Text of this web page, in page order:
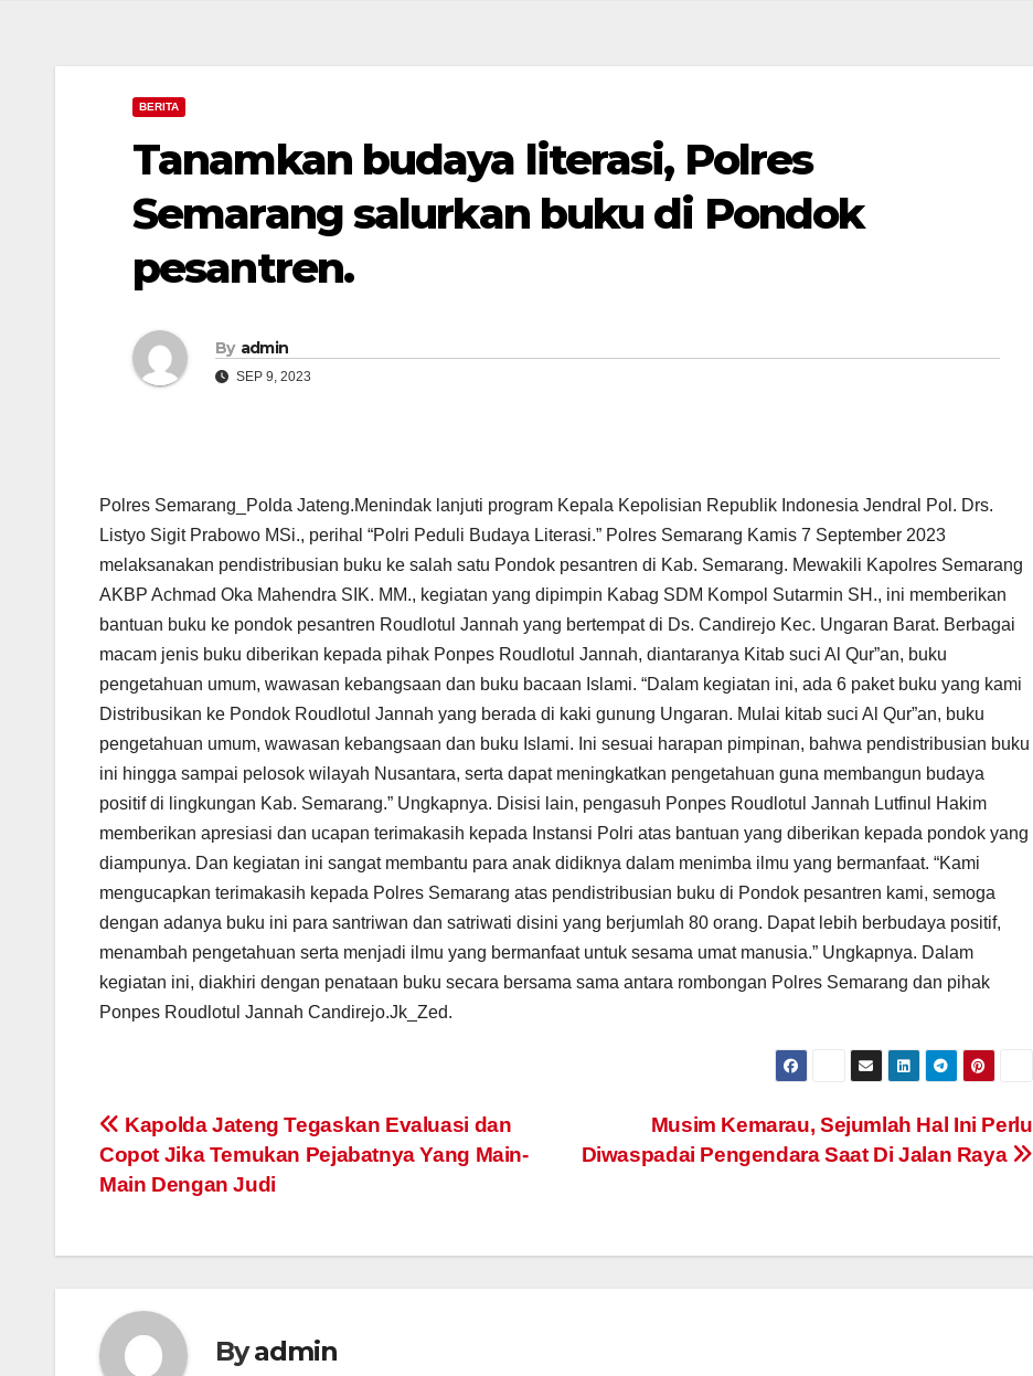
BERITA
Tanamkan budaya literasi, Polres
Semarang salurkan buku di Pondok
pesantren.
By admin
SEP 9, 2023
Polres Semarang_Polda Jateng.Menindak lanjuti program Kepala Kepolisian Republik Indonesia Jendral Pol. Drs.
Listyo Sigit Prabowo MSi., perihal “Polri Peduli Budaya Literasi.” Polres Semarang Kamis 7 September 2023
melaksanakan pendistribusian buku ke salah satu Pondok pesantren di Kab. Semarang. Mewakili Kapolres Semarang
AKBP Achmad Oka Mahendra SIK. MM., kegiatan yang dipimpin Kabag SDM Kompol Sutarmin SH., ini memberikan
bantuan buku ke pondok pesantren Roudlotul Jannah yang bertempat di Ds. Candirejo Kec. Ungaran Barat. Berbagai
macam jenis buku diberikan kepada pihak Ponpes Roudlotul Jannah, diantaranya Kitab suci Al Qur”an, buku
pengetahuan umum, wawasan kebangsaan dan buku bacaan Islami. “Dalam kegiatan ini, ada 6 paket buku yang kami
Distribusikan ke Pondok Roudlotul Jannah yang berada di kaki gunung Ungaran. Mulai kitab suci Al Qur”an, buku
pengetahuan umum, wawasan kebangsaan dan buku Islami. Ini sesuai harapan pimpinan, bahwa pendistribusian buku
ini hingga sampai pelosok wilayah Nusantara, serta dapat meningkatkan pengetahuan guna membangun budaya
positif di lingkungan Kab. Semarang.” Ungkapnya. Disisi lain, pengasuh Ponpes Roudlotul Jannah Lutfinul Hakim
memberikan apresiasi dan ucapan terimakasih kepada Instansi Polri atas bantuan yang diberikan kepada pondok yang
diampunya. Dan kegiatan ini sangat membantu para anak didiknya dalam menimba ilmu yang bermanfaat. “Kami
mengucapkan terimakasih kepada Polres Semarang atas pendistribusian buku di Pondok pesantren kami, semoga
dengan adanya buku ini para santriwan dan satriwati disini yang berjumlah 80 orang. Dapat lebih berbudaya positif,
menambah pengetahuan serta menjadi ilmu yang bermanfaat untuk sesama umat manusia.” Ungkapnya. Dalam
kegiatan ini, diakhiri dengan penataan buku secara bersama sama antara rombongan Polres Semarang dan pihak
Ponpes Roudlotul Jannah Candirejo.Jk_Zed.
Post
navigation
Musim Kemarau, Sejumlah Hal Ini Perlu
Diwaspadai Pengendara Saat Di Jalan Raya
Kapolda Jateng Tegaskan Evaluasi dan
Copot Jika Temukan Pejabatnya Yang Main-
Main Dengan Judi
Byadmin